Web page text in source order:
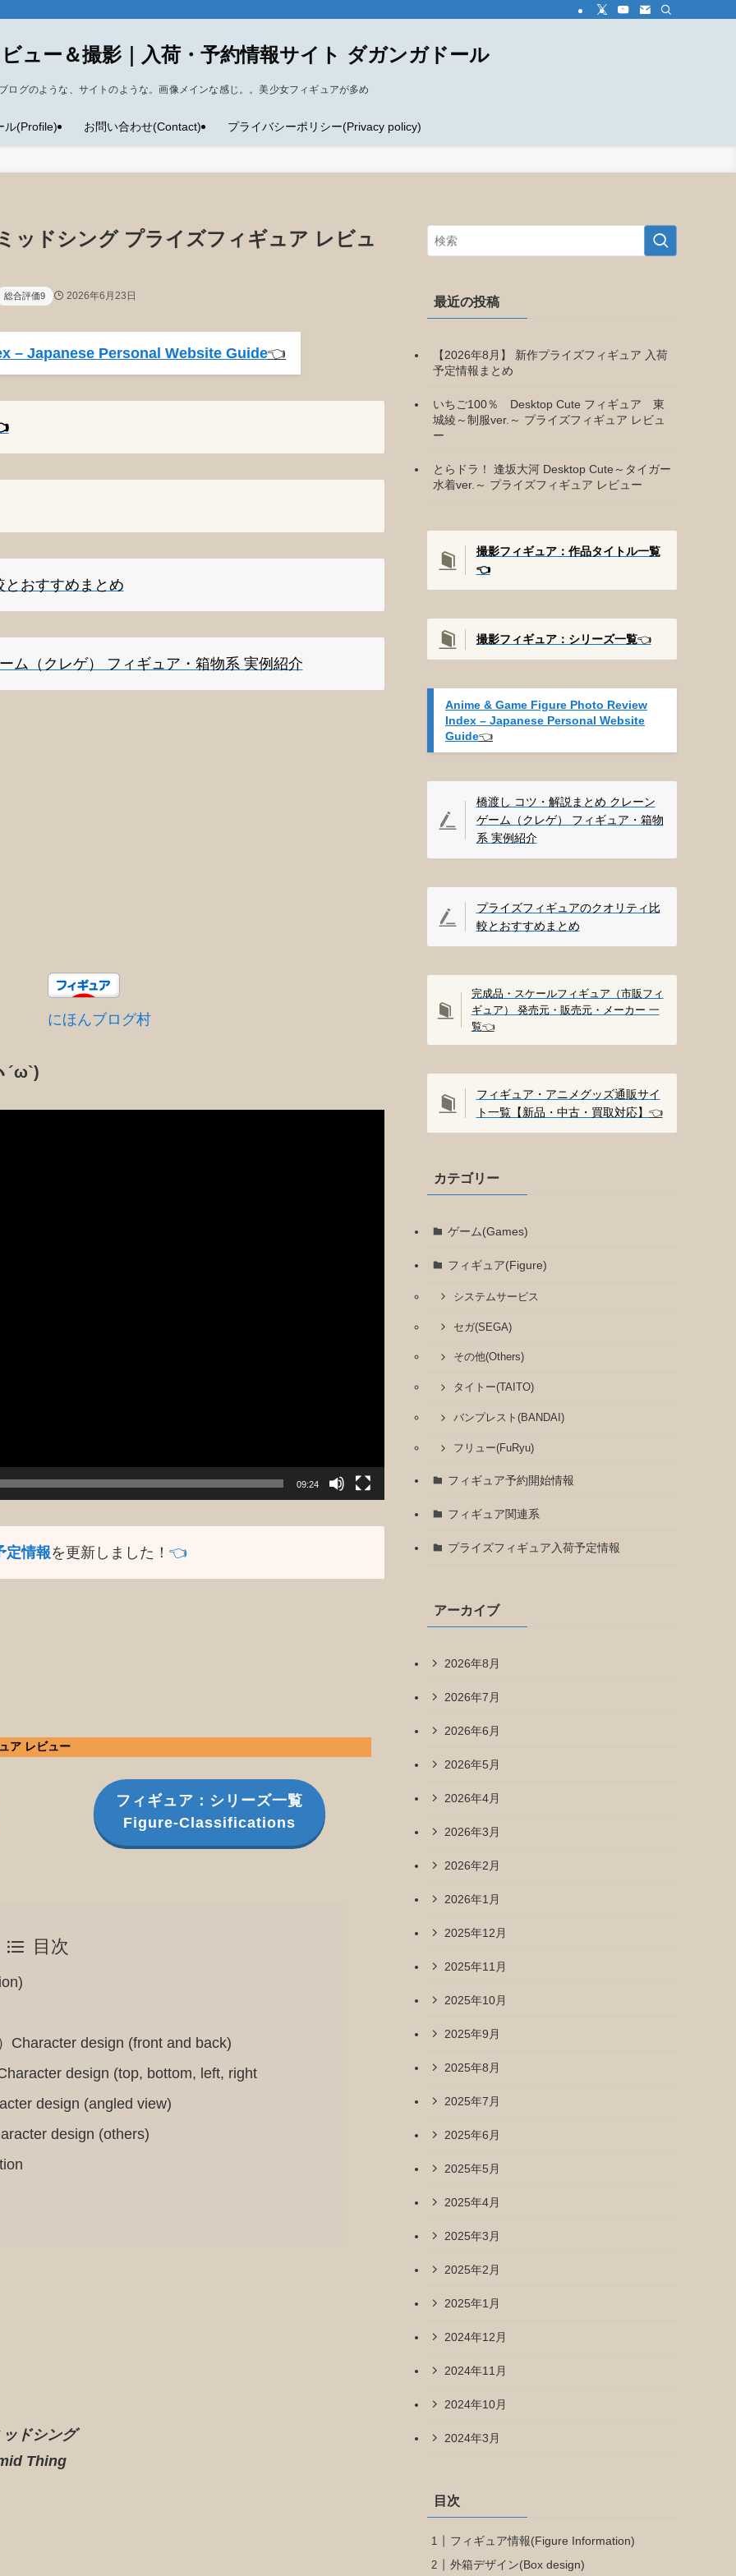
ュー＆撮影｜入荷・予約情報サイト ダガンガドール
ブログのような、サイトのような。画像メインな感じ。。美少女フィギュアが多め
ル(Profile) お問い合わせ(Contact) プライバシーポリシー(Privacy policy)
ッドシング プライズフィギュア レビュ
総合評価9 2026年6月23日
– Japanese Personal Website Guide👈️
とおすすめまとめ
ム（クレゲ） フィギュア・箱物系 実例紹介
にほんブログ村
´ω`)
09:24
定情報を更新しました！ 👈️
ア レビュー
フィギュア：シリーズ一覧
Figure-Classifications
目次
Character design (front and back)
design (top, bottom, left, right
design (angled view)
design (others)
ドシング
Thing
最近の投稿
【2026年8月】 新作プライズフィギュア 入荷
予定情報まとめ
いちご100％ Desktop Cute フィギュア 東
城綾～制服ver.～ プライズフィギュア レビュ
ー
とらドラ！ 逢坂大河 Desktop Cute～タイガー
水着ver.～ プライズフィギュア レビュー
撮影フィギュア：作品タイトル一覧
👈️
撮影フィギュア：シリーズ一覧👈️
Anime & Game Figure Photo Review
Index – Japanese Personal Website
Guide👈️
橋渡し コツ・解説まとめ クレーン
ゲーム（クレゲ） フィギュア・箱物
系 実例紹介
プライズフィギュアのクオリティ比
較とおすすめまとめ
完成品・スケールフィギュア（市販フィ
ギュア） 発売元・販売元・メーカー 一
覧👈️
フィギュア・アニメグッズ通販サイ
ト一覧【新品・中古・買取対応】 👈️
カテゴリー
ゲーム(Games)
フィギュア(Figure)
システムサービス
セガ(SEGA)
その他(Others)
タイトー(TAITO)
バンプレスト(BANDAI)
フリュー(FuRyu)
フィギュア予約開始情報
フィギュア関連系
プライズフィギュア入荷予定情報
アーカイブ
2026年8月
2026年7月
2026年6月
2026年5月
2026年4月
2026年3月
2026年2月
2026年1月
2025年12月
2025年11月
2025年10月
2025年9月
2025年8月
2025年7月
2025年6月
2025年5月
2025年4月
2025年3月
2025年2月
2025年1月
2024年12月
2024年11月
2024年10月
2024年3月
目次
フィギュア情報(Figure Information)
外箱デザイン(Box design)